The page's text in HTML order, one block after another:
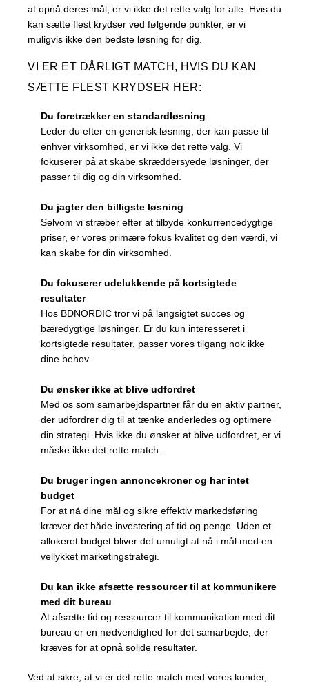
at opnå deres mål, er vi ikke det rette valg for alle. Hvis du
kan sætte flest krydser ved følgende punkter, er vi
muligvis ikke den bedste løsning for dig.
VI ER ET DÅRLIGT MATCH, HVIS DU KAN
SÆTTE FLEST KRYDSER HER:
Du foretrækker en standardløsning
Leder du efter en generisk løsning, der kan passe til
enhver virksomhed, er vi ikke det rette valg. Vi
fokuserer på at skabe skræddersyede løsninger, der
passer til dig og din virksomhed.
Du jagter den billigste løsning
Selvom vi stræber efter at tilbyde konkurrencedygtige
priser, er vores primære fokus kvalitet og den værdi, vi
kan skabe for din virksomhed.
Du fokuserer udelukkende på kortsigtede
resultater
Hos BDNORDIC tror vi på langsigtet succes og
bæredygtige løsninger. Er du kun interesseret i
kortsigtede resultater, passer vores tilgang nok ikke
dine behov.
Du ønsker ikke at blive udfordret
Med os som samarbejdspartner får du en aktiv partner,
der udfordrer dig til at tænke anderledes og optimere
din strategi. Hvis ikke du ønsker at blive udfordret, er vi
måske ikke det rette match.
Du bruger ingen annoncekroner og har intet
budget
For at nå dine mål og sikre effektiv markedsføring
kræver det både investering af tid og penge. Uden et
allokeret budget bliver det umuligt at nå i mål med en
vellykket marketingstrategi.
Du kan ikke afsætte ressourcer til at kommunikere
med dit bureau
At afsætte tid og ressourcer til kommunikation med dit
bureau er en nødvendighed for det samarbejde, der
kræves for at opnå solide resultater.
Ved at sikre, at vi er det rette match med vores kunder,